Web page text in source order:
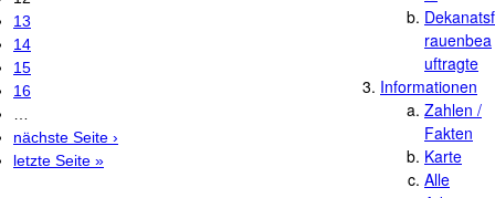
13
14
15
16
nächste Seite ›
letzte Seite »
Dekanatsf
rauenbea
uftragte
Informationen
Zahlen /
Fakten
Karte
Alle